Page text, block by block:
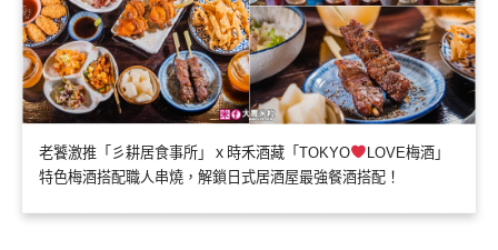
老饕激推「彡耕居食事所」ｘ時禾酒藏「TOKYO
LOVE梅酒」
特色梅酒搭配職人串燒，解鎖日式居酒屋最強餐酒搭配！